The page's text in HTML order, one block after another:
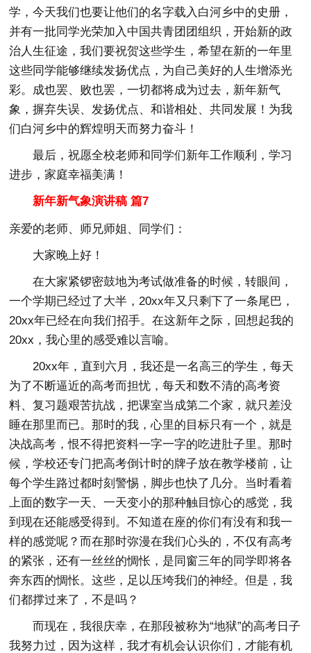
学，今天我们也要让他们的名字载入白河乡中的史册，
并有一批同学光荣加入中国共青团团组织，开始新的政
治人生征途，我们要祝贺这些学生，希望在新的一年里
这些同学能够继续发扬优点，为自己美好的人生增添光
彩。成也罢、败也罢，一切都将成为过去，新年新气
象，摒弃失误、发扬优点、和谐相处、共同发展！为我
们白河乡中的辉煌明天而努力奋斗！
最后，祝愿全校老师和同学们新年工作顺利，学习
进步，家庭幸福美满！
新年新气象演讲稿 篇7
亲爱的老师、师兄师姐、同学们：
大家晚上好！
在大家紧锣密鼓地为考试做准备的时候，转眼间，
一个学期已经过了大半，20xx年又只剩下了一条尾巴，
20xx年已经在向我们招手。在这新年之际，回想起我的
20xx，我心里的感受难以言喻。
20xx年，直到六月，我还是一名高三的学生，每天
为了不断逼近的高考而担忧，每天和数不清的高考资
料、复习题艰苦抗战，把课室当成第二个家，就只差没
睡在那里而已。那时的我，心里的目标只有一个，就是
决战高考，恨不得把资料一字一字的吃进肚子里。那时
候，学校还专门把高考倒计时的牌子放在教学楼前，让
每个学生路过都时刻警惕，脚步也快了几分。当时看着
上面的数字一天、一天变小的那种触目惊心的感觉，我
到现在还能感受得到。不知道在座的你们有没有和我一
样的感觉呢？而在那时弥漫在我们心头的，不仅有高考
的紧张，还有一丝丝的惆怅，是同窗三年的同学即将各
奔东西的惆怅。这些，足以压垮我们的神经。但是，我
们都撑过来了，不是吗？
而现在，我很庆幸，在那段被称为“地狱”的高考日子
我努力过，因为这样，我才有机会认识你们，才能有机